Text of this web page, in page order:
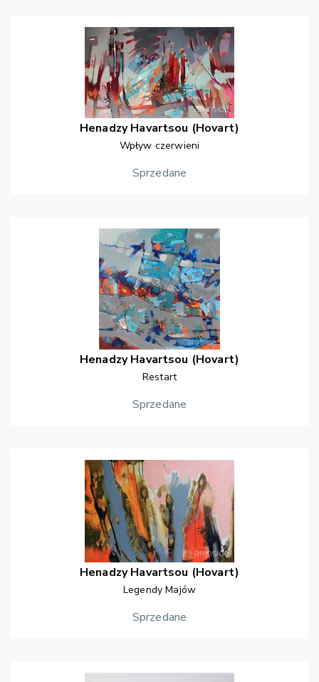
Henadzy Havartsou (Hovart)
Wpływ czerwieni
Sprzedane
Henadzy Havartsou (Hovart)
Restart
Sprzedane
Henadzy Havartsou (Hovart)
Legendy Majów
Sprzedane